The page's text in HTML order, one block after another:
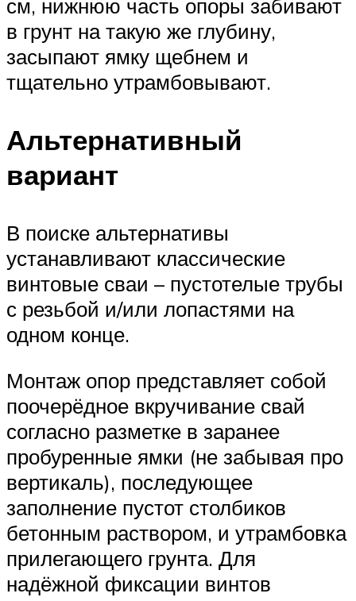
см, нижнюю часть опоры забивают
в грунт на такую же глубину,
засыпают ямку щебнем и
тщательно утрамбовывают.
Альтернативный
вариант
В поиске альтернативы
устанавливают классические
винтовые сваи – пустотелые трубы
с резьбой и/или лопастями на
одном конце.
Монтаж опор представляет собой
поочерёдное вкручивание свай
согласно разметке в заранее
пробуренные ямки (не забывая про
вертикаль), последующее
заполнение пустот столбиков
бетонным раствором, и утрамбовка
прилегающего грунта. Для
надёжной фиксации винтов